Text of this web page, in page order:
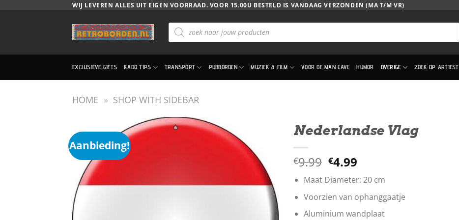
WIJ LEVEREN ALLES UIT EIGEN VOORRAAD. VOOR 15.00U BESTELD IS VANDAAG VERZONDEN (MA T/M VR)
Producten
zoeken
EXCLUSIEVE GIFTS KADO TIPS TRANSPORT PUBBORDEN MUZIEK & FILM VOOR DE MAN CAVE HUMOR OVERIGE ZOEK OP ARTIEST
HOME » SHOP WITH SIDEBAR
Aanbieding!
Nederlandse Vlag
€9.99 Oorspronkelijke
prijs
was:
€9.99.
€4.99
prijs
is:
€4.99.
Maat Diameter: 20 cm
Voorzien van ophanggaatje
Aluminium wandplaat